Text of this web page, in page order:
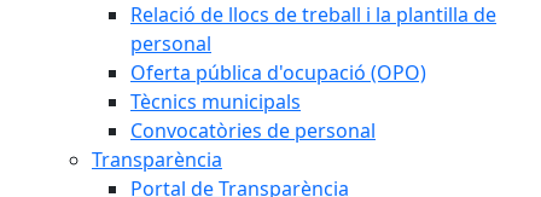
Relació de llocs de treball i la plantilla de
personal
Oferta pública d'ocupació (OPO)
Tècnics municipals
Convocatòries de personal
Transparència
Portal de Transparència